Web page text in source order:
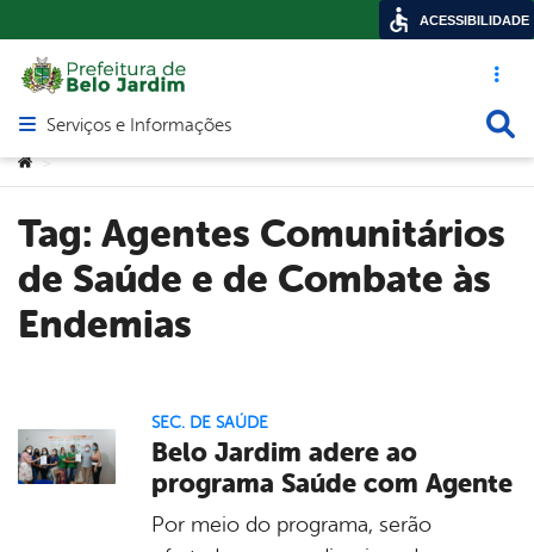
Acesso
Abrir menu principal de navegação
Serviços e Informações
Você está aqui:
>
Tag: Agentes Comunitários
de Saúde e de Combate às
Endemias
SEC. DE SAÚDE
Belo Jardim adere ao
programa Saúde com Agente
Por meio do programa, serão
ACESSIBILIDADE